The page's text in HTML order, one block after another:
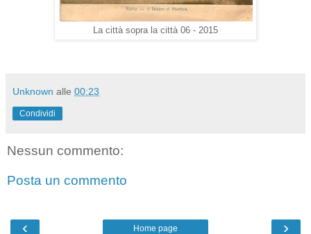
La città sopra la città 06 - 2015
Unknown alle 00:23
Condividi
Nessun commento:
Posta un commento
‹ ›
Home page